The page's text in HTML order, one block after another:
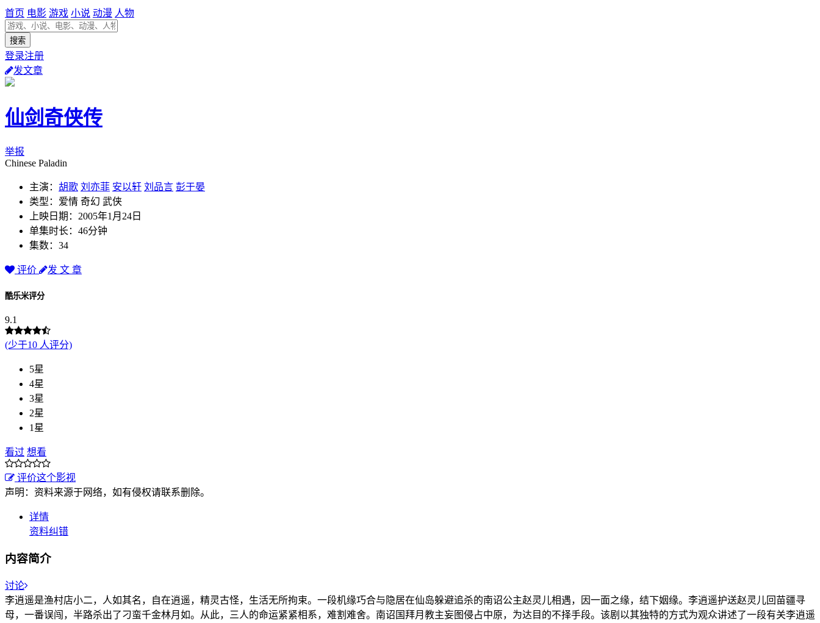
首页 电影 游戏 小说 动漫 人物
登录注册
发文章
仙剑奇侠传
举报
Chinese Paladin
主演： 胡歌 刘亦菲 安以轩 刘品言 彭于晏
类型：爱情 奇幻 武侠
上映日期：2005年1月24日
单集时长：46分钟
集数：34
评价 发 文 章
酷乐米评分
9.1
(少于10 人评分)
5星
4星
3星
2星
1星
看过 想看
评价这个影视
声明：资料来源于网络，如有侵权请联系删除。
详情
资料纠错
内容简介
讨论
李逍遥是渔村店小二，人如其名，自在逍遥，精灵古怪，生活无所拘束。一段机缘巧合与隐居在仙岛躲避追杀的南诏公主赵灵儿相遇，因一面之缘，结下姻缘。李逍遥护送赵灵儿回苗疆寻
母，一番误闯，半路杀出了刁蛮千金林月如。从此，三人的命运紧紧相系，难割难舍。南诏国拜月教主妄图侵占中原，为达目的不择手段。该剧以其独特的方式为观众讲述了一段有关李逍遥